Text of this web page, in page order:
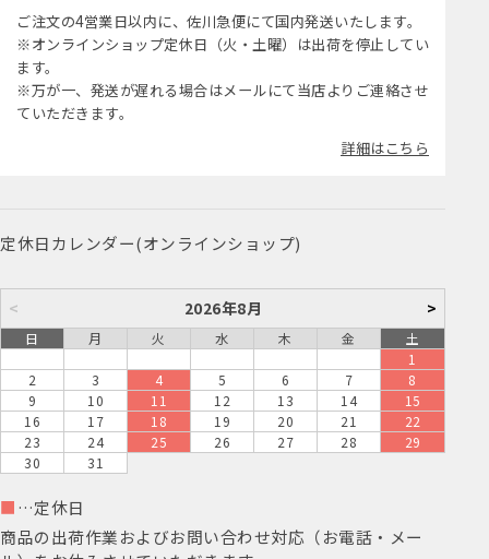
ご注文の4営業日以内に、佐川急便にて国内発送いたします。
※オンラインショップ定休日（火・土曜）は出荷を停止してい
ます。
※万が一、発送が遅れる場合はメールにて当店よりご連絡させ
ていただきます。
詳細はこちら
定休日カレンダー(オンラインショップ)
< 2026年8月 >
日 月 火 水 木 金
土
1
2
3 4 5 6 7
8
9
10 11 12 13 14
15
16
17 18 19 20 21
22
23
24 25 26 27 28
29
30
31
■ …定休日
商品の出荷作業およびお問い合わせ対応（お電話・メー